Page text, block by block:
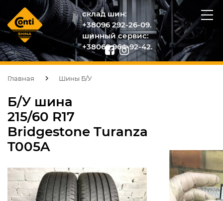
склад шин:
+38096 292-26-09.
шинный сервис:
+38068 964-92-42.
Главная Шины Б/У
Б/У шина
215/60 R17
Bridgestone Turanza
T005A